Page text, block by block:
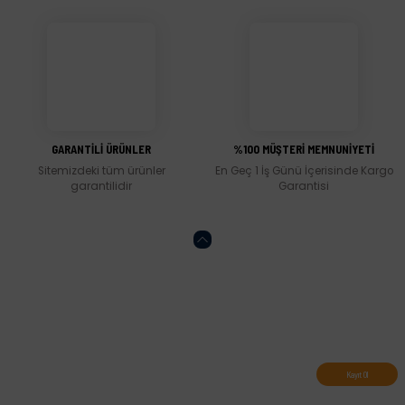
GARANTİLİ ÜRÜNLER
Sitemizdeki tüm ürünler
garantilidir
%100 MÜŞTERİ MEMNUNİYETİ
En Geç 1 İş Günü İçerisinde Kargo
Garantisi
Kayıt Ol